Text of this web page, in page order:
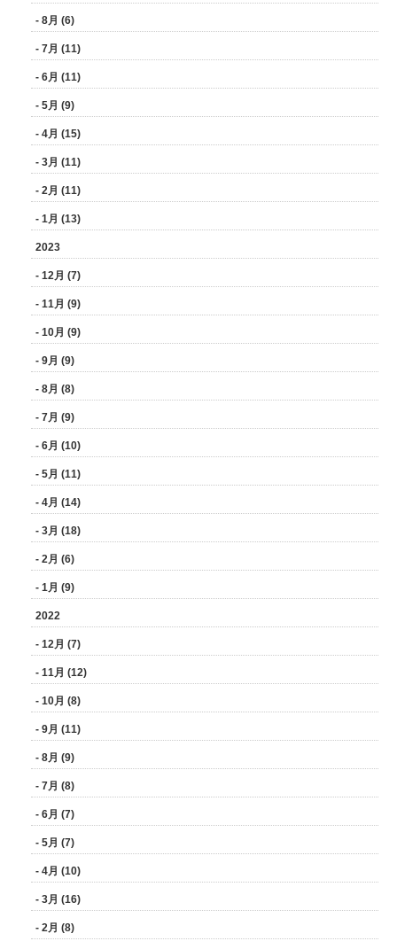
- 8月 (6)
- 7月 (11)
- 6月 (11)
- 5月 (9)
- 4月 (15)
- 3月 (11)
- 2月 (11)
- 1月 (13)
2023
- 12月 (7)
- 11月 (9)
- 10月 (9)
- 9月 (9)
- 8月 (8)
- 7月 (9)
- 6月 (10)
- 5月 (11)
- 4月 (14)
- 3月 (18)
- 2月 (6)
- 1月 (9)
2022
- 12月 (7)
- 11月 (12)
- 10月 (8)
- 9月 (11)
- 8月 (9)
- 7月 (8)
- 6月 (7)
- 5月 (7)
- 4月 (10)
- 3月 (16)
- 2月 (8)